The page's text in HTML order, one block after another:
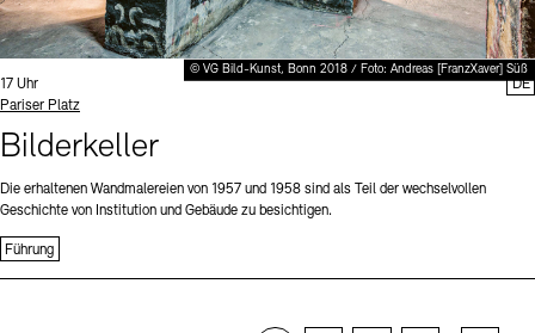
© VG Bild-Kunst, Bonn 2018 / Foto: Andreas [FranzXaver] Süß
Uhrzeit:
17 Uhr
Standort
Pariser Platz
Bilderkeller
Die erhaltenen Wandmalereien von 1957 und 1958 sind als Teil der wechselvollen
Geschichte von Institution und Gebäude zu besichtigen.
Führung
DE